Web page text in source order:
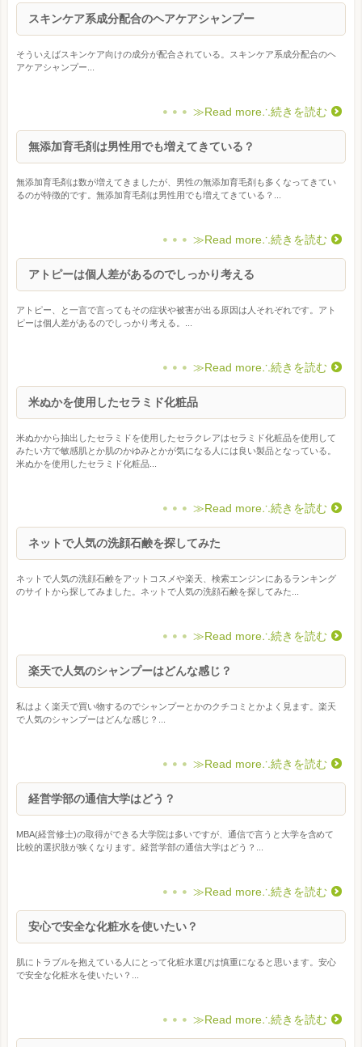
スキンケア系成分配合のヘアケアシャンプー
そういえばスキンケア向けの成分が配合されている。スキンケア系成分配合のヘ
アケアシャンプー...
≫Read more∴続きを読む
無添加育毛剤は男性用でも増えてきている？
無添加育毛剤は数が増えてきましたが、男性の無添加育毛剤も多くなってきてい
るのが特徴的です。無添加育毛剤は男性用でも増えてきている？...
≫Read more∴続きを読む
アトピーは個人差があるのでしっかり考える
アトピー、と一言で言ってもその症状や被害が出る原因は人それぞれです。アト
ピーは個人差があるのでしっかり考える。...
≫Read more∴続きを読む
米ぬかを使用したセラミド化粧品
米ぬかから抽出したセラミドを使用したセラクレアはセラミド化粧品を使用して
みたい方で敏感肌とか肌のかゆみとかが気になる人には良い製品となっている。
米ぬかを使用したセラミド化粧品...
≫Read more∴続きを読む
ネットで人気の洗顔石鹸を探してみた
ネットで人気の洗顔石鹸をアットコスメや楽天、検索エンジンにあるランキング
のサイトから探してみました。ネットで人気の洗顔石鹸を探してみた...
≫Read more∴続きを読む
楽天で人気のシャンプーはどんな感じ？
私はよく楽天で買い物するのでシャンプーとかのクチコミとかよく見ます。楽天
で人気のシャンプーはどんな感じ？...
≫Read more∴続きを読む
経営学部の通信大学はどう？
MBA(経営修士)の取得ができる大学院は多いですが、通信で言うと大学を含めて
比較的選択肢が狭くなります。経営学部の通信大学はどう？...
≫Read more∴続きを読む
安心で安全な化粧水を使いたい？
肌にトラブルを抱えている人にとって化粧水選びは慎重になると思います。安心
で安全な化粧水を使いたい？...
≫Read more∴続きを読む